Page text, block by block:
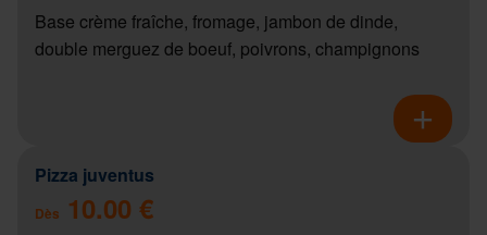
Base crème fraîche, fromage, jambon de dinde,
double merguez de boeuf, poivrons, champignons
Pizza juventus
Dès 10.00 €